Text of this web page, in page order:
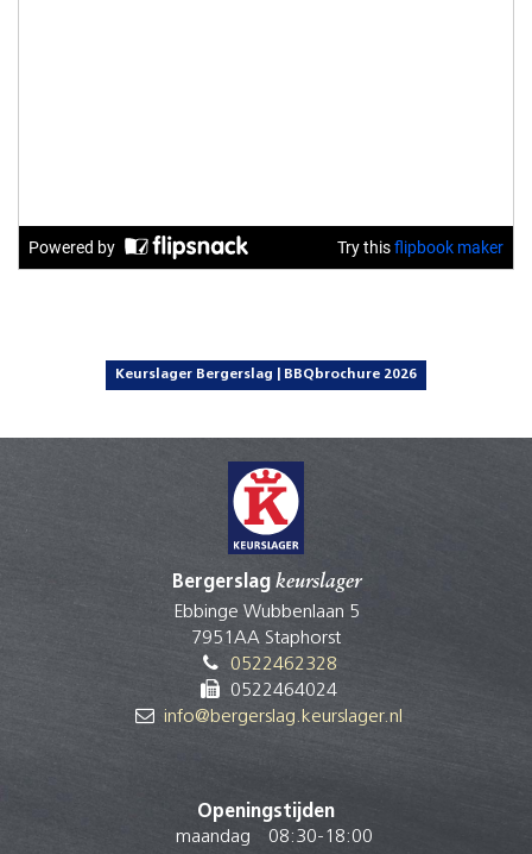
Keurslager Bergerslag | BBQbrochure 2026
Bergerslagkeurslager
Ebbinge Wubbenlaan 5
7951AA Staphorst
0522462328
0522464024
info@bergerslag.keurslager.nl
Openingstijden
maandag
08:30-18:00